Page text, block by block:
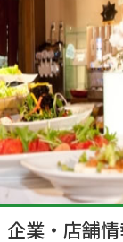
企業・店舗